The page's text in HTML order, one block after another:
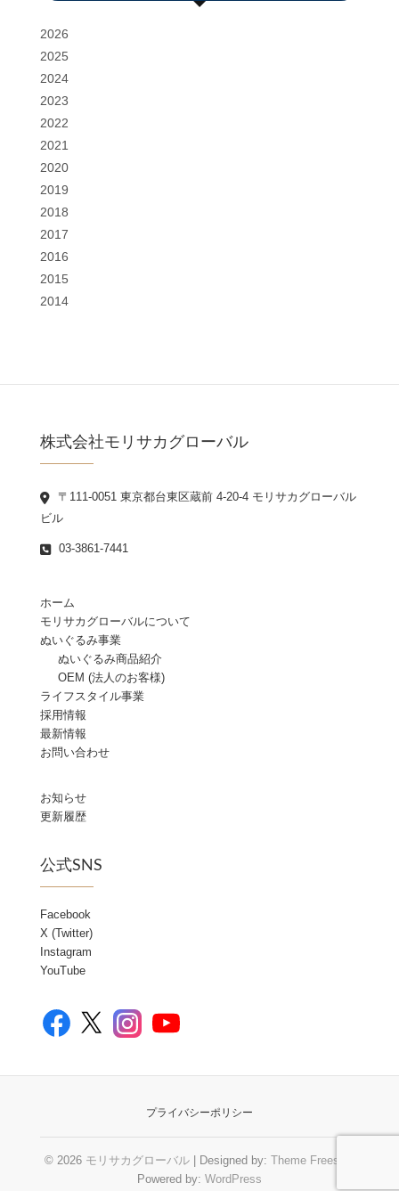
2026
2025
2024
2023
2022
2021
2020
2019
2018
2017
2016
2015
2014
株式会社モリサカグローバル
〒111-0051 東京都台東区蔵前 4-20-4 モリサカグローバル
ビル
03-3861-7441
ホーム
モリサカグローバルについて
ぬいぐるみ事業
ぬいぐるみ商品紹介
OEM (法人のお客様)
ライフスタイル事業
採用情報
最新情報
お問い合わせ
お知らせ
更新履歴
公式SNS
Facebook
X (Twitter)
Instagram
YouTube
Facebook
X InstagramYouTube
プライバシーポリシー
© 2026 モリサカグローバル| Designed by: Theme Freesia
Powered by: WordPress